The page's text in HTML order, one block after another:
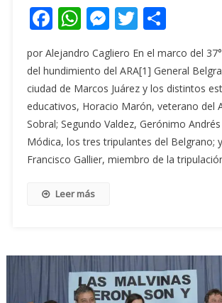
Facebook
WhatsApp
Messenger
Twitter
Share
por Alejandro Cagliero En el marco del
del hundimiento del ARA[1] General
ciudad de Marcos Juárez y los distintos
educativos, Horacio Marón, veterano del
Sobral; Segundo Valdez, Gerónimo
Módica, los tres tripulantes del Belgrano;
Francisco Gallier, miembro de la
Leer más